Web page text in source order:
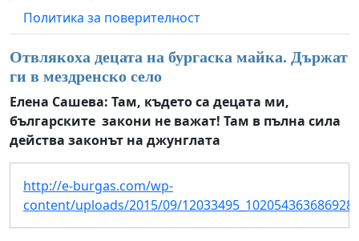
Политика за поверителност
Отвлякоха децата на бургаска майка. Държат
ги в мездренско село
Елена Сашева: Там, където са децата ми,
българските закони не важат! Там в пълна сила
действа законът на джунглата
http://e-burgas.com/wp-
content/uploads/2015/09/